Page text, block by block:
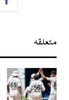
متعلقہ